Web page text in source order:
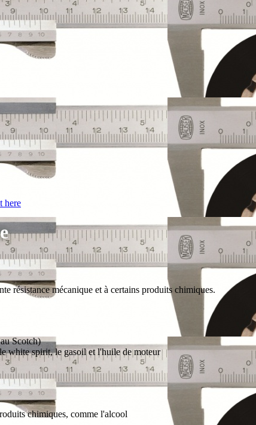
here
résistance mécanique et à certains produits chimiques.
Scotch)
white spirit, le gasoil et l'huile de moteur
chimiques, comme l'alcool